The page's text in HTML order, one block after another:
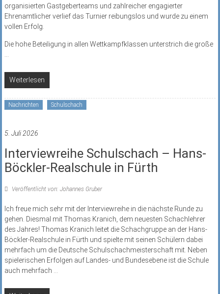
organisierten Gastgeberteams und zahlreicher engagierter
Ehrenamtlicher verlief das Turnier reibungslos und wurde zu einem
vollen Erfolg.
Die hohe Beteiligung in allen Wettkampfklassen unterstrich die große
Weiterlesen
Nachrichten Schulschach
5. Juli 2026
Interviewreihe Schulschach – Hans-
Böckler-Realschule in Fürth
Veröffentlicht von: Johannes Gruber
Ich freue mich sehr mit der Interviewreihe in die nächste Runde zu
gehen. Diesmal mit Thomas Kranich, dem neuesten Schachlehrer
des Jahres! Thomas Kranich leitet die Schachgruppe an der Hans-
Böckler-Realschule in Fürth und spielte mit seinen Schülern dabei
mehrfach um die Deutsche Schulschachmeisterschaft mit. Neben
spielerischen Erfolgen auf Landes- und Bundesebene ist die Schule
auch mehrfach